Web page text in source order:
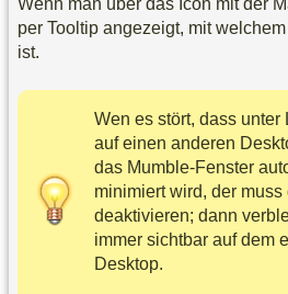
Wenn man über das Icon mit der
per Tooltip angezeigt, mit
ist.
Wen es stört, dass
auf einen anderen
das Mumble-Fenster
minimiert wird, der
deaktivieren; dann
immer sichtbar auf dem
Desktop.